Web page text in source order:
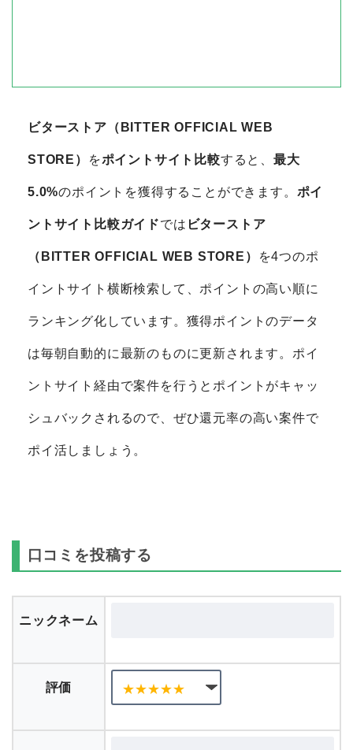
ビターストア（BITTER OFFICIAL WEB
STORE） をポイントサイト比較すると、最大
5.0%のポイントを獲得することができます。 ポイ
ントサイト比較ガイドでは ビターストア
（BITTER OFFICIAL WEB STORE） を4つのポ
イントサイト横断検索して、ポイントの高い順に
ランキング化しています。獲得ポイントのデータ
は毎朝自動的に最新のものに更新されます。ポイ
ントサイト経由で案件を行うとポイントがキャッ
シュバックされるので、ぜひ還元率の高い案件で
ポイ活しましょう。
口コミを投稿する
ニックネーム
評価